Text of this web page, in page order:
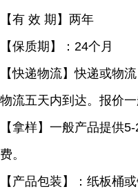
【有 效 期】两年
【保质期】： 24个月
【快递物流】快递或物
物流五天内到达。报价
【拿样】一般产品提供5-
费。
【产品包装】：纸板桶